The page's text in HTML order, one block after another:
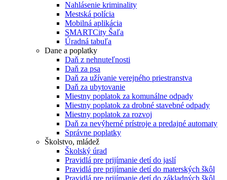
Nahlásenie kriminality
Mestská polícia
Mobilná aplikácia
SMARTCity Šaľa
Úradná tabuľa
Dane a poplatky
Daň z nehnuteľnosti
Daň za psa
Daň za užívanie verejného priestranstva
Daň za ubytovanie
Miestny poplatok za komunálne odpady
Miestny poplatok za drobné stavebné odpady
Miestny poplatok za rozvoj
Daň za nevýherné prístroje a predajné automaty
Správne poplatky
Školstvo, mládež
Školský úrad
Pravidlá pre prijímanie detí do jaslí
Pravidlá pre prijímanie detí do materských škôl
Pravidlá pre prijímanie detí do základných škôl